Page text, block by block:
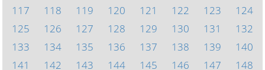
117
118 119 120 121 122 123
124
125
126 127 128 129 130 131
132
133
134 135 136 137 138 139
140
141
142 143 144 145 146 147
148